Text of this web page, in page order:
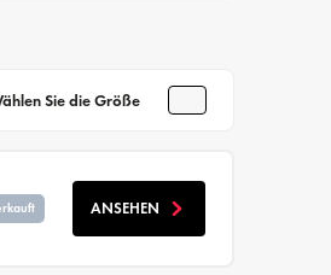
Sie die Größe
ANSEHEN